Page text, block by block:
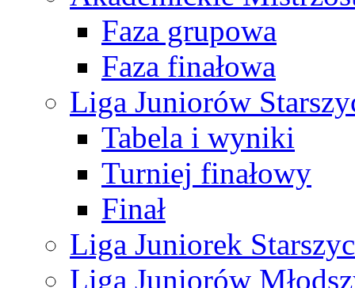
Faza grupowa
Faza finałowa
Liga Juniorów
Tabela i wyniki
Turniej finałowy
Finał
Liga Juniorek
Liga Juniorów